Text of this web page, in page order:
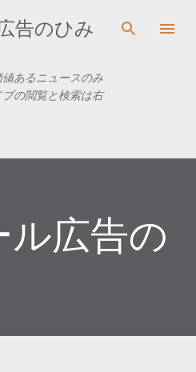
ン コンテンツに移動
告のひみ
あるニュースのみ
の閲覧と検索は右
広告の